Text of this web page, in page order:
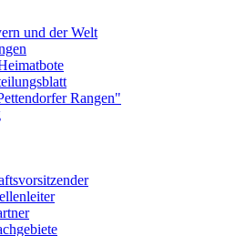
und der Welt
Rangen"